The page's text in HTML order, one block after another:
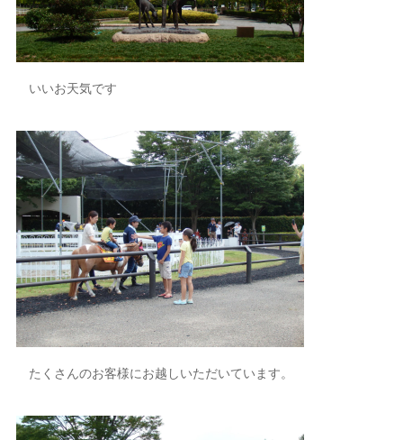
いいお天気です
たくさんのお客様にお越しいただいています。